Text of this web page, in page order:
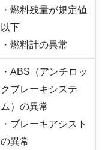
・燃料残量が規定値
以下
・燃料計の異常
・ABS（アンチロッ
クブレーキシステ
ム）の異常
・ブレーキアシスト
の異常